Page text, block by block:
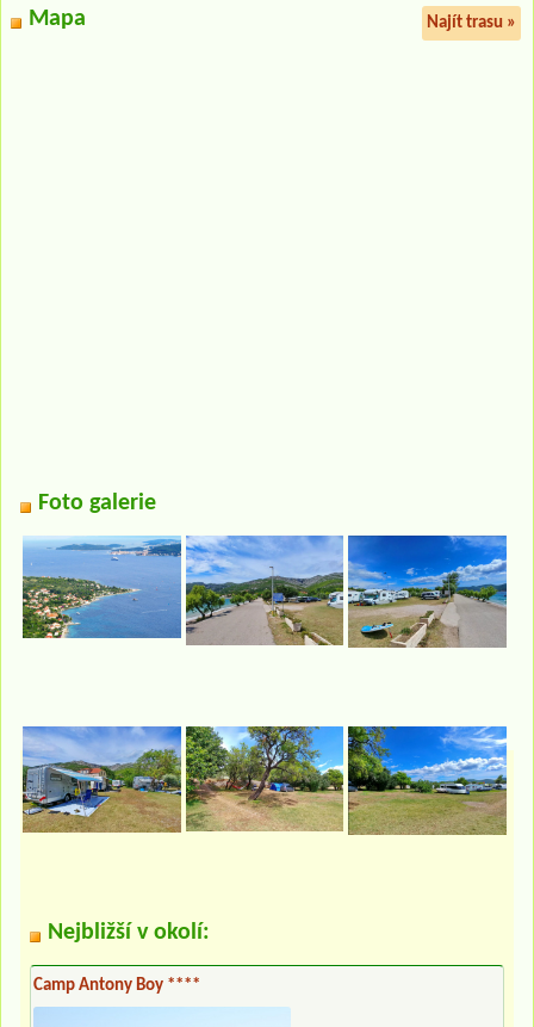
Mapa Najít trasu »
Foto galerie
Nejbližší v okolí:
Camp Antony Boy ****